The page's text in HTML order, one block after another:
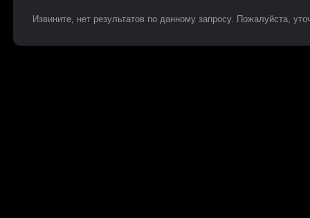
Извините, нет результатов по данному запросу. Пожалуйста,